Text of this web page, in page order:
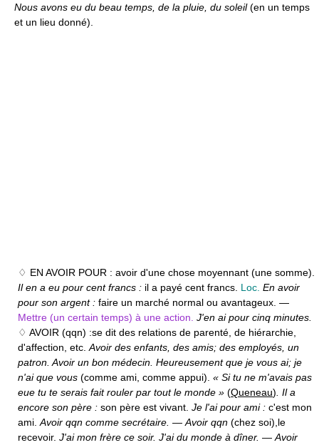
Nous avons eu du beau temps, de la pluie, du soleil(en un temps
et un lieu donné).
♢ EN AVOIR POUR : avoir d'une chose moyennant (une somme).
Il en a eu pour cent francs : il a payé cent francs. Loc. En avoir
pour son argent : faire un marché normal ou avantageux. —
Mettre (un certain temps) à une action. J'en ai pour cinq minutes.
♢ AVOIR (qqn) :se dit des relations de parenté, de hiérarchie,
d'affection, etc. Avoir des enfants, des amis; des employés, un
patron. Avoir un bon médecin. Heureusement que je vous ai; je
n'ai que vous (comme ami, comme appui). « Si tu ne m'avais pas
eue tu te serais fait rouler par tout le monde » (Queneau) . Il a
encore son père : son père est vivant. Je l'ai pour ami : c'est mon
ami. Avoir qqn comme secrétaire. — Avoir qqn (chez soi), le
recevoir. J'ai mon frère ce soir. J'ai du monde à dîner. — Avoir